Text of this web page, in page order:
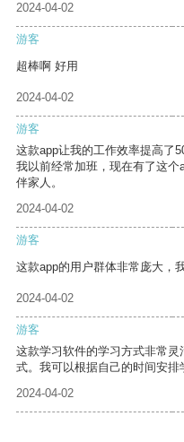
2024-04-02
游客
超棒啊 好用
2024-04-02
游客
这款app让我的工作效率提高了
我以前经常加班，现在有了这
伴家人。
2024-04-02
游客
这款app的用户群体非常庞大，
2024-04-02
游客
这款学习软件的学习方式非常
式。我可以根据自己的时间安排
2024-04-02